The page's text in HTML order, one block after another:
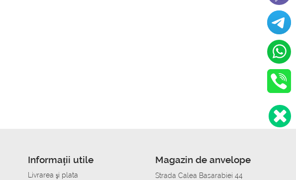
Informații utile
Livrarea şi plata
Magazin de anvelope
Strada Calea Basarabiei 44